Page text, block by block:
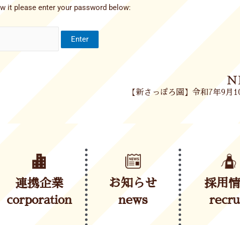
it please enter your password below:
【新さっぽろ園】令和7年9月
連携企業
corporation
お知らせ
news
採用